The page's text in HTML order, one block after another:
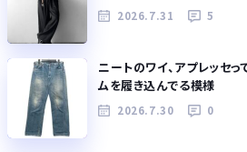
2026.7.31 5
ニートのワイ、アプレッセ
ムを履き込んでる模様
2026.7.30 0